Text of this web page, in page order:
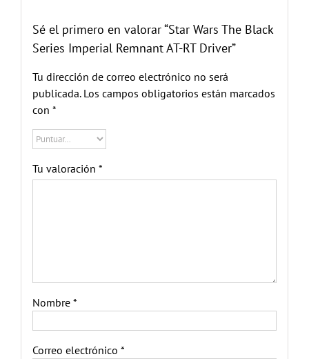
Sé el primero en valorar “Star Wars The Black
Series Imperial Remnant AT-RT Driver”
Tu dirección de correo electrónico no será
publicada. Los campos obligatorios están marcados
con *
Tu valoración *
Nombre *
Correo electrónico *